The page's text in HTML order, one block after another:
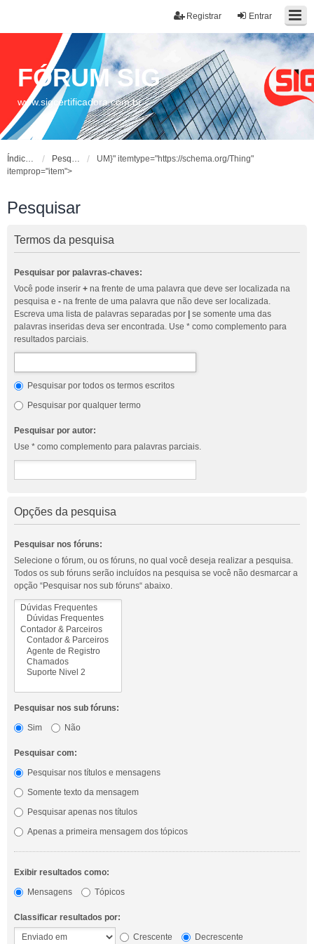
Entrar
Registrar
FÓRUM SIG
www.sigcertificadora.com.br
Índice do fórum Pesquisar
UM}" itemtype="https://schema.org/Thing"
itemprop="item">
Pesquisar
Termos da pesquisa
Pesquisar por palavras-chaves:
Você pode inserir + na frente de uma palavra que deve ser localizada na
pesquisa e - na frente de uma palavra que não deve ser localizada.
Escreva uma lista de palavras separadas por
se somente uma das
palavras inseridas deva ser encontrada. Use * como complemento para
resultados parciais.
Pesquisar por todos os termos escritos
Pesquisar por qualquer termo
Pesquisar por autor:
Use * como complemento para palavras parciais.
Opções da pesquisa
Pesquisar nos fóruns:
Selecione o fórum, ou os fóruns, no qual você deseja realizar a pesquisa.
Todos os sub fóruns serão incluídos na pesquisa se você não desmarcar a
opção “Pesquisar nos sub fóruns“ abaixo.
Pesquisar nos sub fóruns:
Sim
Não
Pesquisar com:
Pesquisar nos títulos e mensagens
Somente texto da mensagem
Pesquisar apenas nos títulos
Apenas a primeira mensagem dos tópicos
Exibir resultados como:
Mensagens
Tópicos
Classificar resultados por:
Crescente
Decrescente